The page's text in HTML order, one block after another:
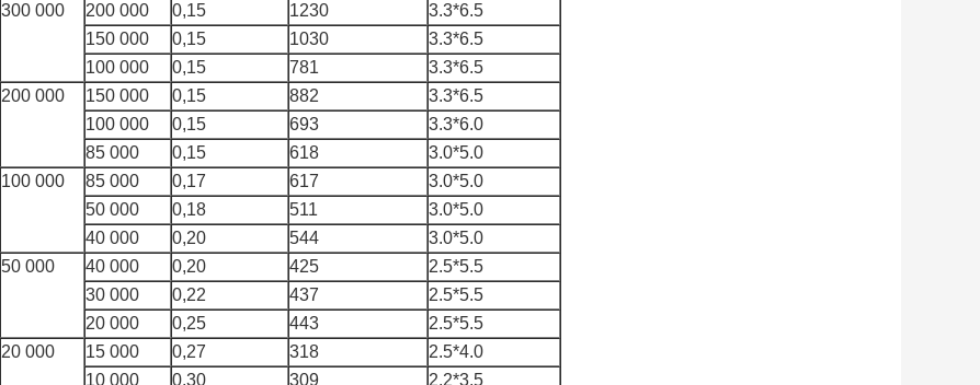
300 000 200 000 0,15 1230
3.3*6.5
150 000
0,15 1030
3.3*6.5
100 000
0,15 781
3.3*6.5
200 000
150 000 0,15 882
3.3*6.5
100 000
0,15 693
3.3*6.0
85 000
0,15 618
3.0*5.0
100 000
85 000 0,17 617
3.0*5.0
50 000
0,18 511
3.0*5.0
40 000
0,20 544
3.0*5.0
50 000
40 000 0,20 425
2.5*5.5
30 000
0,22 437
2.5*5.5
20 000
0,25 443
2.5*5.5
20 000
15 000 0,27 318
2.5*4.0
10 000
0,30 309
2.2*3.5